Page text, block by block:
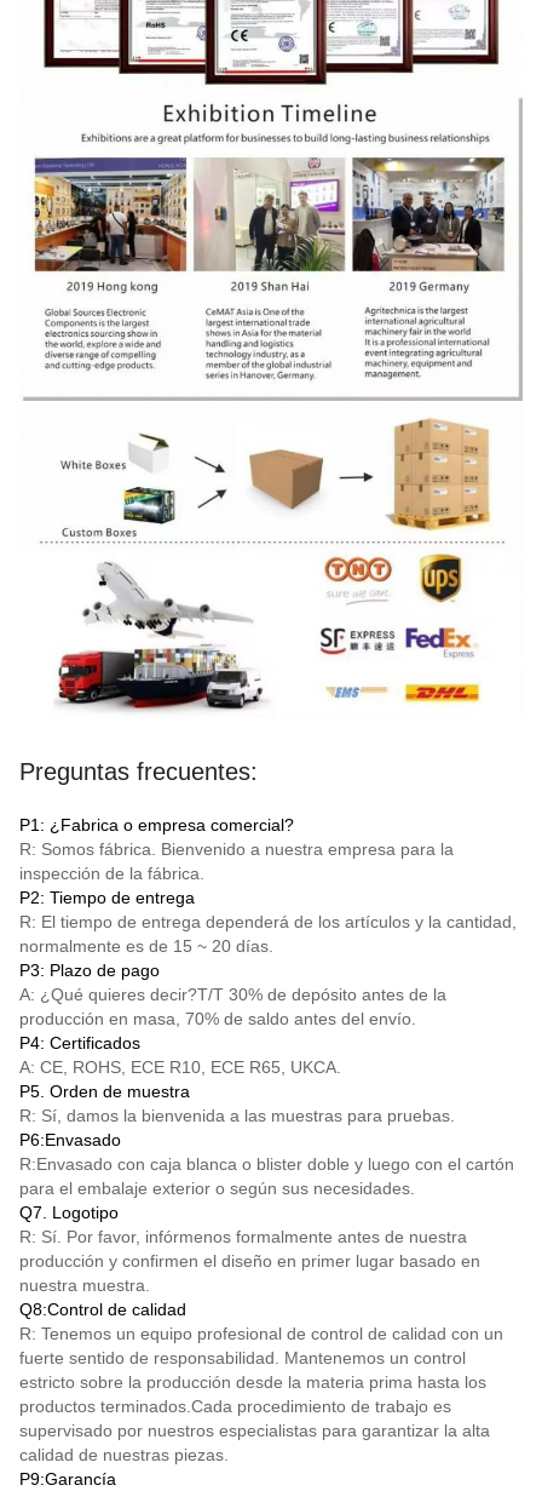
Preguntas frecuentes:
P1: ¿Fabrica o empresa comercial?
R: Somos fábrica. Bienvenido a nuestra empresa para la
inspección de la fábrica.
P2: Tiempo de entrega
R: El tiempo de entrega dependerá de los artículos y la cantidad,
normalmente es de 15 ~ 20 días.
P3: Plazo de pago
A: ¿Qué quieres decir?T/T 30% de depósito antes de la
producción en masa, 70% de saldo antes del envío.
P4: Certificados
A: CE, ROHS, ECE R10, ECE R65, UKCA.
P5. Orden de muestra
R: Sí, damos la bienvenida a las muestras para pruebas.
P6:Envasado
R:Envasado con caja blanca o blister doble y luego con el cartón
para el embalaje exterior o según sus necesidades.
Q7. Logotipo
R: Sí. Por favor, infórmenos formalmente antes de nuestra
producción y confirmen el diseño en primer lugar basado en
nuestra muestra.
Q8:Control de calidad
R: Tenemos un equipo profesional de control de calidad con un
fuerte sentido de responsabilidad. Mantenemos un control
estricto sobre la producción desde la materia prima hasta los
productos terminados.Cada procedimiento de trabajo es
supervisado por nuestros especialistas para garantizar la alta
calidad de nuestras piezas.
P9:Garancía